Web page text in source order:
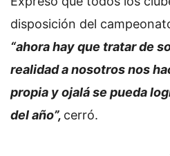
disposición del
“ahora hay que tratar de
realidad a nosotros nos
propia y ojalá se pueda
del año”, cerró.